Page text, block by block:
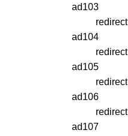
ad103
redirect
ad104
redirect
ad105
redirect
ad106
redirect
ad107